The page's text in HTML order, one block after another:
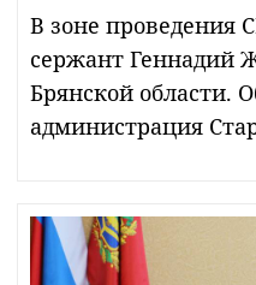
В зоне проведения
сержант Геннадий
Брянской области.
администрация